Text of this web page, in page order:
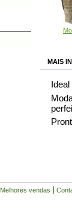
MAIS
Melhores vendas